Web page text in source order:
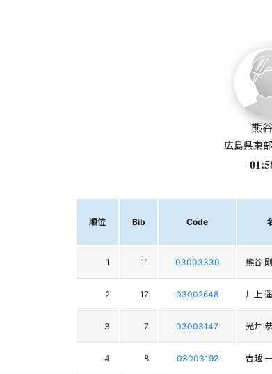
熊
広島県東
順位 Bib Code
1 11 03003330 熊谷 剛
2 17 03002648 川上 遥
3 7 03003147 光井
4 8 03003192 吉越